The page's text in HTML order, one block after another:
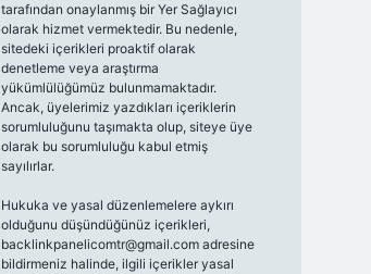
tarafından onaylanmış bir Yer Sağlayıcı
olarak hizmet vermektedir. Bu nedenle,
sitedeki içerikleri proaktif olarak
denetleme veya araştırma
yükümlülüğümüz bulunmamaktadır.
Ancak, üyelerimiz yazdıkları içeriklerin
sorumluluğunu taşımakta olup, siteye üye
olarak bu sorumluluğu kabul etmiş
sayılırlar.
Hukuka ve yasal düzenlemelere aykırı
olduğunu düşündüğünüz içerikleri,
backlinkpanelicomtr@gmail.comadresine
bildirmeniz halinde, ilgili içerikler yasal